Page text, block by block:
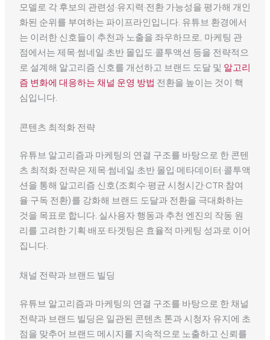
모델로 각 후보의 관련성·유지력·전환 가능성을 평가해 개인
화된 순위를 부여하는 파이프라인입니다. 유튜브 환경에서
는 이러한 신호들이 추천과 노출을 좌우하므로, 마케팅 관
점에서는 제목·썸네일·초반 몰입도·콜투액션 등을 전략적으
로 설계해 알고리즘 신호를 개선하고 브랜드 도달 및 알고리
즘 변화에 대응하는 채널 운영 방법 전환을 높이는 것이 핵
심입니다.
콘텐츠 최적화 전략
유튜브 알고리즘과 마케팅의 연결 구조를 바탕으로 한 콘텐
츠 최적화 전략은 제목·썸네일·초반 몰입·메타데이터·콜투액
션을 통해 알고리즘 신호(조회수·평균 시청시간·CTR·참여
율·구독 전환)를 강화해 브랜드 도달과 전환을 극대화하는
것을 목표로 합니다. 실사용자 행동과 추천 엔진의 작동 원
리를 고려한 기획·배포·타겟팅은 효율적 마케팅 성과로 이어
집니다.
채널 전략과 브랜드 빌딩
유튜브 알고리즘과 마케팅의 연결 구조를 바탕으로 한 채널
전략과 브랜드 빌딩은 일관된 콘텐츠 톤과 시청자 유지에 초
점을 맞추어 브랜드 메시지를 지속적으로 노출하고 신뢰를